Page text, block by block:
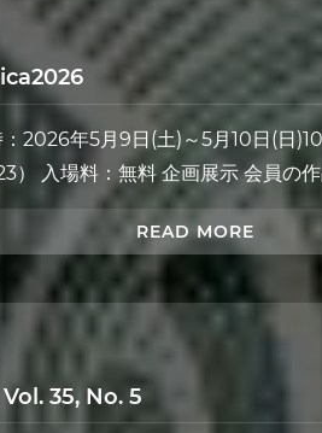
2026年5月9日(土)～5月10日(日
） 入場料：無料 企画展示 会員の
READ MORE
35, No. 5